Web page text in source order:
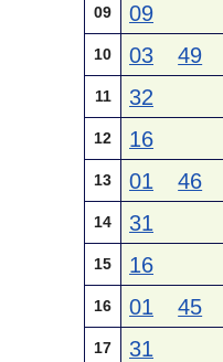
09 09
10 03 49
11 32
12 16
13 01 46
14 31
15 16
16 01 45
17 31